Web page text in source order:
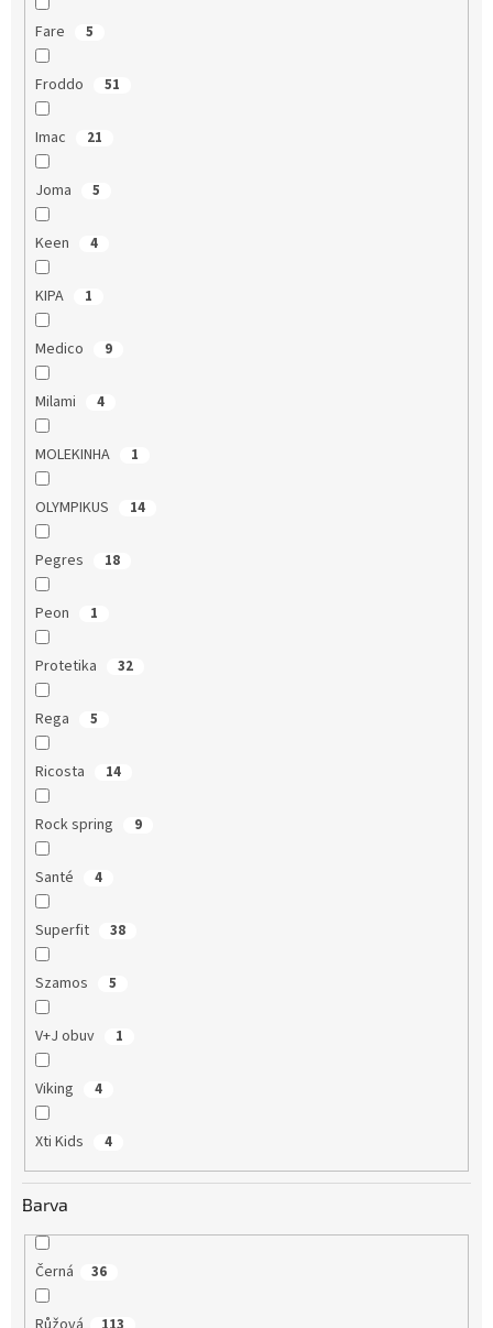
Fare 5
Froddo 51
Imac 21
Joma 5
Keen 4
KIPA 1
Medico 9
Milami 4
MOLEKINHA 1
OLYMPIKUS 14
Pegres 18
Peon 1
Protetika 32
Rega 5
Ricosta 14
Rock spring 9
Santé 4
Superfit 38
Szamos 5
V+J obuv 1
Viking 4
Xti Kids 4
Barva
Černá 36